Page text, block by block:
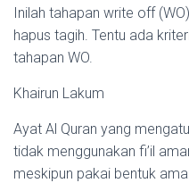
Inilah tahapan write off
hapus tagih. Tentu ada
tahapan WO.
Khairun Lakum
Ayat Al Quran yang
tidak menggunakan fi’il
meskipun pakai bentuk